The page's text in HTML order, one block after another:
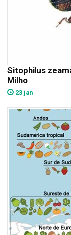
Sitophilus
Milho
23 jan